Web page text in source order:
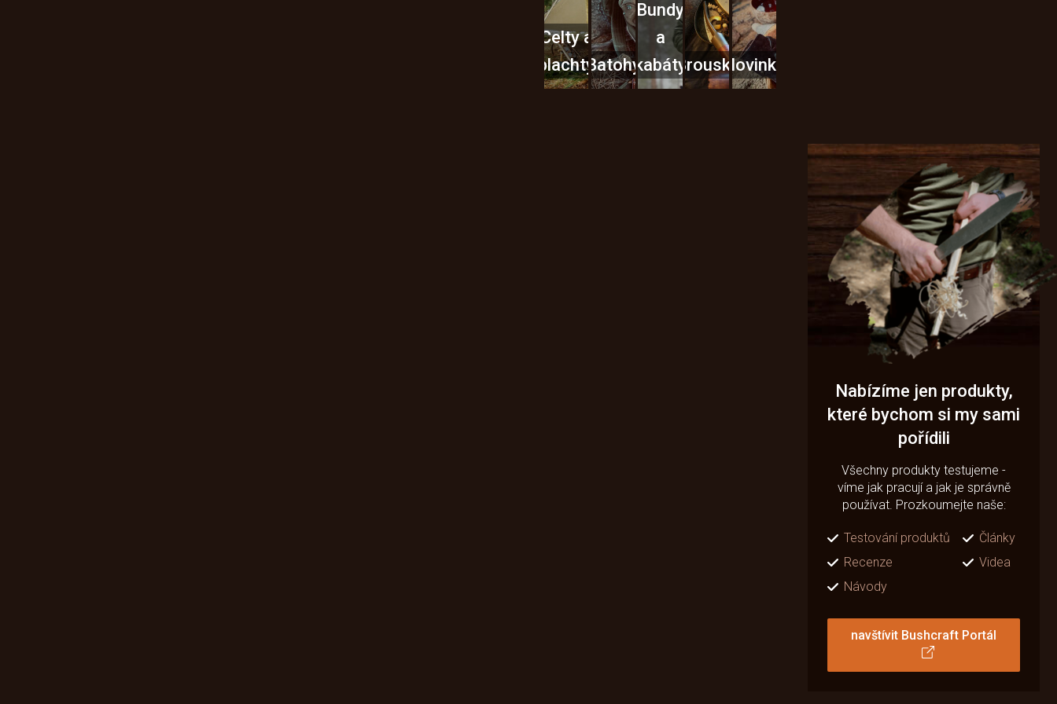
Celty a
plachtyBatohy
Bundy
a
kabátyBrouskyNovinky
Nabízíme jen produkty,
které bychom si my sami
pořídili
Všechny produkty testujeme -
víme jak pracují a jak je správně
používat. Prozkoumejte naše:
Testování produktů
Články
Recenze
Videa
Návody
navštívit Bushcraft Portál